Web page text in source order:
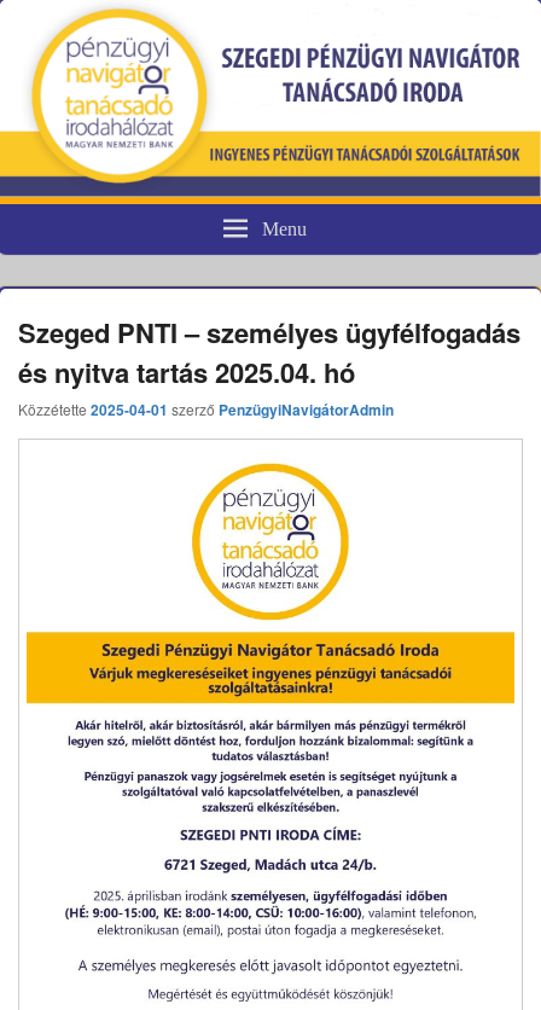
Pénzügyi fogyasztóvédelem
Menu
Szeged PNTI – személyes ügyfélfogadás
és nyitva tartás 2025.04. hó
Közzétette 2025-04-01 szerző PenzügyiNavigátorAdmin